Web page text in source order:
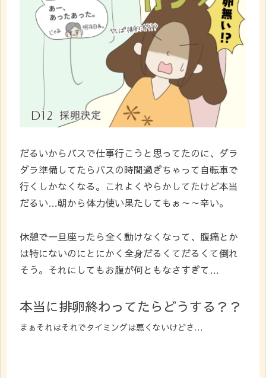
だるいからバスで仕事行こうと思ってたのに、ダラ
ダラ準備してたらバスの時間過ぎちゃって自転車で
行くしかなくなる。これよくやらかしてたけど本当
だるい…朝から体力使い果たしてもぉ～～辛い。
休憩で一旦座ったら全く動けなくなって、腹痛とか
は特にないのにとにかく全身だるくてだるくて倒れ
そう。それにしてもお腹が何ともなさすぎて…
本当に排卵終わってたらどうする？？
まぁそれはそれでタイミングは悪くないけどさ…